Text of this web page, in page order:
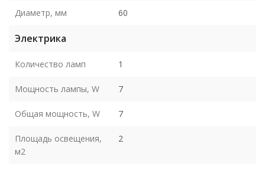
Диаметр, мм 60
Электрика
Количество ламп 1
Мощность лампы, W 7
Общая мощность, W 7
Площадь освещения,
м2
2